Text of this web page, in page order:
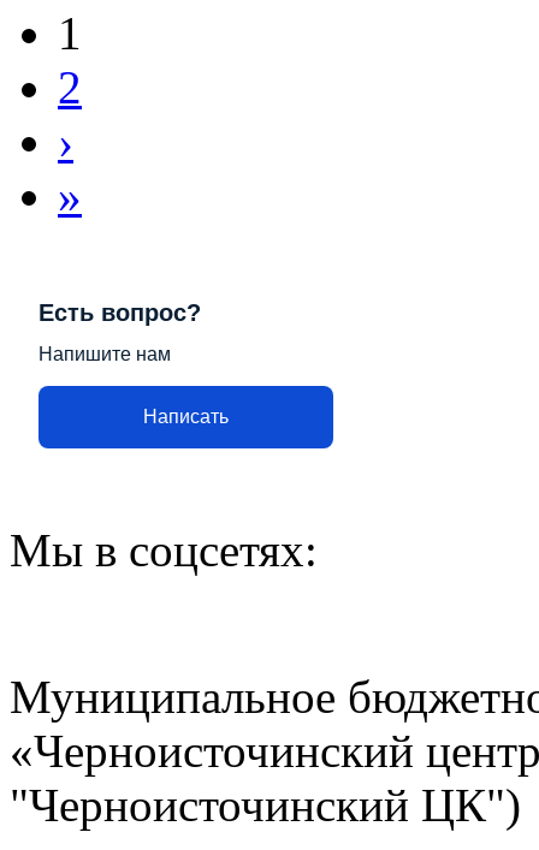
1
2
›
»
Есть вопрос?
Напишите нам
Написать
Мы в соцсетях:
Муниципальное
«Черноисточинский
"Черноисточинский ЦК")